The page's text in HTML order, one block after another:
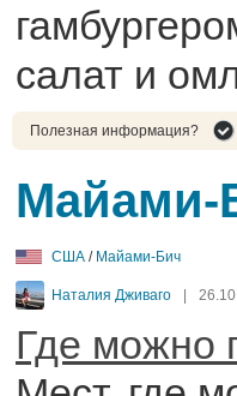
салат и
Полезная информация?
Майами-
США / Майами-Бич
Наталия Дживаго
Где можно